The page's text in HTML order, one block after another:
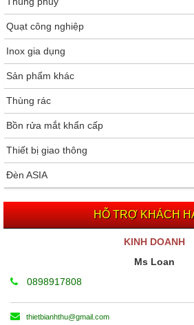
Quạt công nghiệp
Inox gia dụng
Sản phẩm khác
Thùng rác
Bồn rửa mắt khẩn cấp
Thiết bị giao thông
Đèn ASIA
HỖ TRỢ KHÁCH
KINH DOANH
Ms Loan
0898917808
thietbianhthu@gmail.com